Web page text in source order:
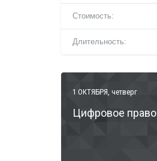
Стоимость:
Длительность:
1 ОКТЯБРЯ , четверг
Цифровое право